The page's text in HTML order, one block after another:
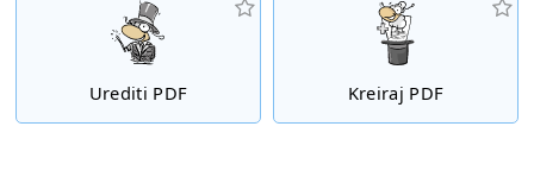
Urediti PDF Kreiraj PDF